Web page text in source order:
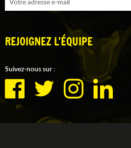
REJOIGNEZ L'ÉQUIPE
Suivez-nous sur :